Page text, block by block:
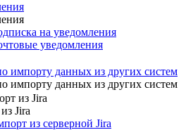
на уведомления
уведомления
импорту данных из других систем
импорту данных из других систем
из Jira
Jira
из серверной Jira